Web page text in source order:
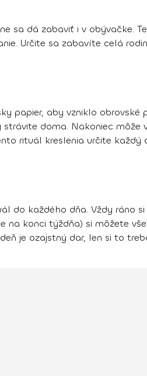
sa dá zabaviť i v obývačke.
Určite sa zabavíte celá
papier, aby vzniklo
doma. Nakoniec môže
rituál kreslenia určite
každého dňa. Vždy ráno
na konci týždňa) si môžete
je ozajstný dar, len si to